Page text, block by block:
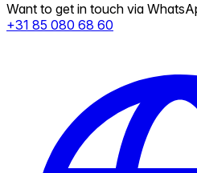
Want to get in touch via
+31 85 080 68 60